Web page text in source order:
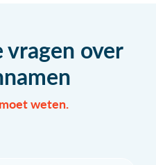
vragen over
weten.